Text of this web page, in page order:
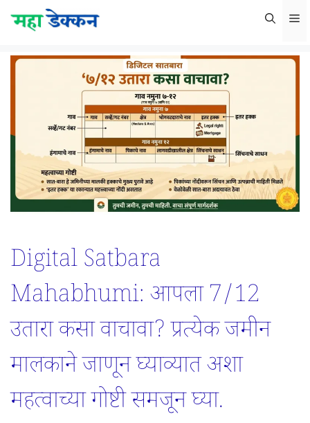
Skip
content
Digital Satbara
Mahabhumi: आपला 7/12
उतारा कसा वाचावा? प्रत्येक जमीन
मालकाने जाणून घ्याव्यात अशा
महत्वाच्या गोष्टी समजून घ्या.